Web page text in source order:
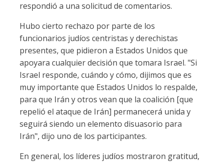
respondió a una solicitud de comentarios.
Hubo cierto rechazo por parte de los
funcionarios judíos centristas y derechistas
presentes, que pidieron a Estados Unidos que
apoyara cualquier decisión que tomara Israel. "Si
Israel responde, cuándo y cómo, dijimos que es
muy importante que Estados Unidos lo respalde,
para que Irán y otros vean que la coalición [que
repelió el ataque de Irán] permanecerá unida y
seguirá siendo un elemento disuasorio para
Irán", dijo uno de los participantes.
En general, los líderes judíos mostraron gratitud,